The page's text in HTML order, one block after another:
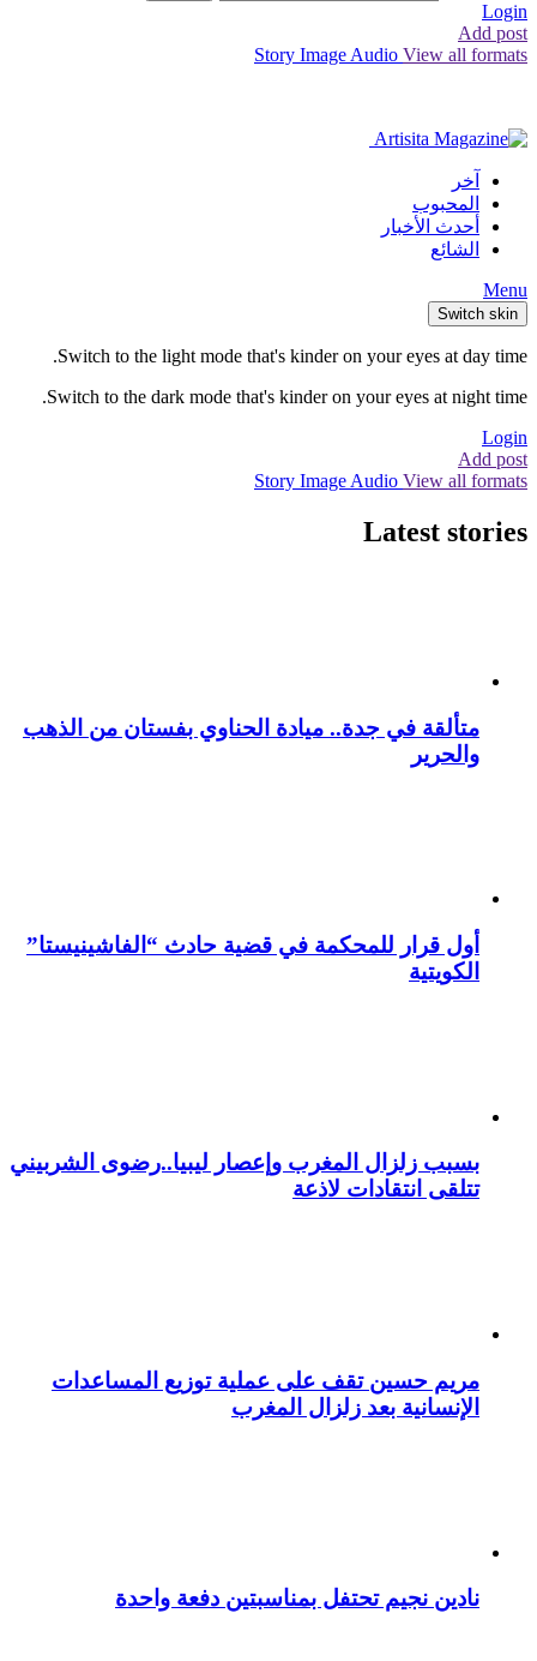
Login
Add post
Story Image Audio View all formats
آخر
المحبوب
أحدث الأخبار
الشائع
Menu
Switch skin
Switch to the light mode that's kinder on your eyes at day time.
Switch to the dark mode that's kinder on your eyes at night time.
Login
Add post
Story Image Audio View all formats
Latest stories
متألقة في جدة.. ميادة الحناوي بفستان من الذهب
والحرير
أول قرار للمحكمة في قضية حادث “الفاشينيستا”
الكويتية
بسبب زلزال المغرب وإعصار ليبيا..رضوى الشربيني
تتلقى انتقادات لاذعة
مريم حسين تقف على عملية توزيع المساعدات
الإنسانية بعد زلزال المغرب
نادين نجيم تحتفل بمناسبتين دفعة واحدة